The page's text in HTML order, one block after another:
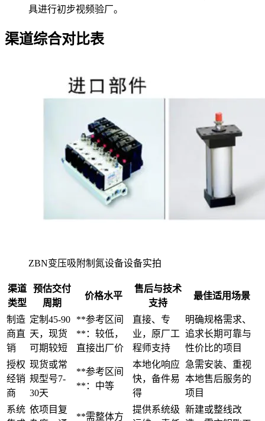
具进行初步视频验厂。
渠道综合对比表
ZBN变压吸附制氮设备设备实拍
渠道
类型
预估交付
周期
价格水平
售后与技术
支持
最佳适用场景
制造
商直
销
定制45-90
天，现货
可期较短
**参考区间
**：较低，
直接出厂价
直接、专
业，原厂工
程师支持
明确规格需求、
追求长期可靠与
性价比的项目
授权
经销
商
现货或常
规型号7-
30天
**参考区间
**：中等
本地化响应
快，备件易
得
急需安装、重视
本地售后服务的
项目
系统 依项目复
**需整体方
提供系统级 新建或整线改